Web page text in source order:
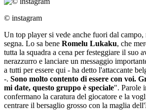
© instagram
Un top player si vede anche fuori dal campo,
segna. Lo sa bene Romelu Lukaku, che
tutta la squadra a cena per festeggiare il suo
nerazzurro e lanciare un messaggio
a tutti per essere qui - ha detto l'attaccante
-. Sono molto contento di essere con voi.
mi date, questo gruppo è speciale". Parole
confermano la caratura del giocatore e la
centrare il bersaglio grosso con la maglia dell'